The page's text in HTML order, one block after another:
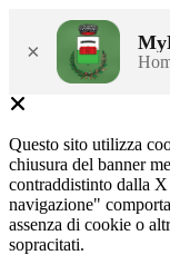
×
Questo sito utilizza
chiusura del banner
contraddistinto dalla
navigazione"
assenza di cookie o
sopracitati.